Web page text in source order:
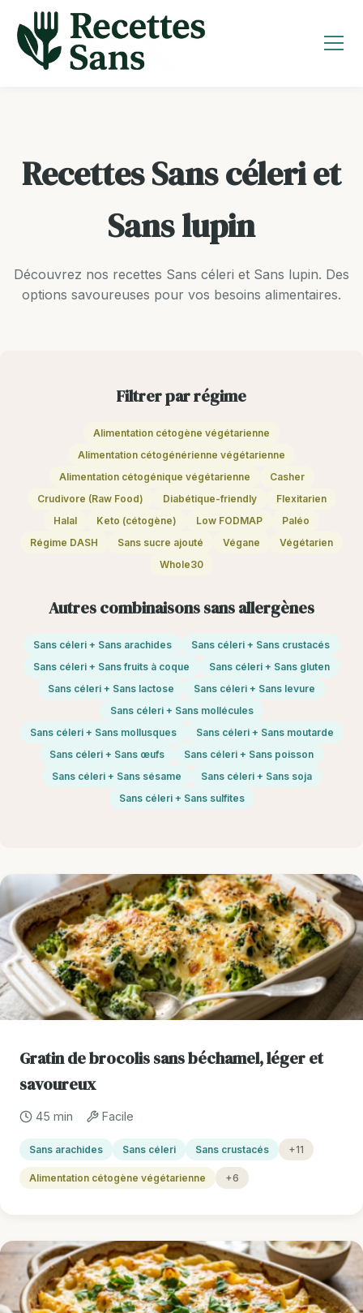
contenu
Recettes Sans céleri et
Sans lupin
Découvrez nos recettes Sans céleri et Sans lupin. Des
options savoureuses pour vos besoins alimentaires.
Filtrer par régime
Alimentation cétogène végétarienne
Alimentation cétogénérienne végétarienne
Alimentation cétogénique végétarienne
Casher
Crudivore (Raw Food)
Diabétique-friendly
Flexitarien
Halal
Keto (cétogène) Low FODMAP
Paléo
Régime DASH
Sans sucre ajouté Végane
Végétarien
Whole30
Autres combinaisons sans allergènes
Sans céleri + Sans arachides
Sans céleri + Sans crustacés
Sans céleri + Sans fruits à coque
Sans céleri + Sans gluten
Sans céleri + Sans lactose
Sans céleri + Sans levure
Sans céleri + Sans mollécules
Sans céleri + Sans mollusques
Sans céleri + Sans moutarde
Sans céleri + Sans œufs
Sans céleri + Sans poisson
Sans céleri + Sans sésame
Sans céleri + Sans soja
Sans céleri + Sans sulfites
Gratin de brocolis sans béchamel, léger et
savoureux
45 min Facile
Sans arachides Sans céleri Sans crustacés +11
Alimentation cétogène végétarienne +6